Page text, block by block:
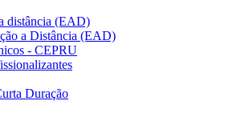
distância (EAD)
a Distância (EAD)
- CEPRU
Duração